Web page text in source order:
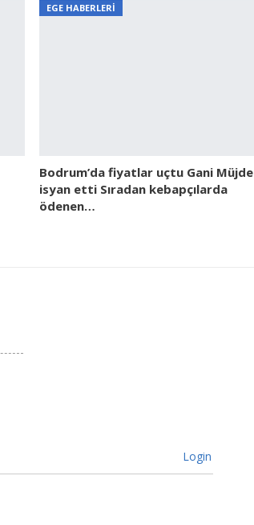
EGE HABERLERİ
Bodrum’da fiyatlar uçtu Gani Müjde
isyan etti Sıradan kebapçılarda
ödenen…
Login